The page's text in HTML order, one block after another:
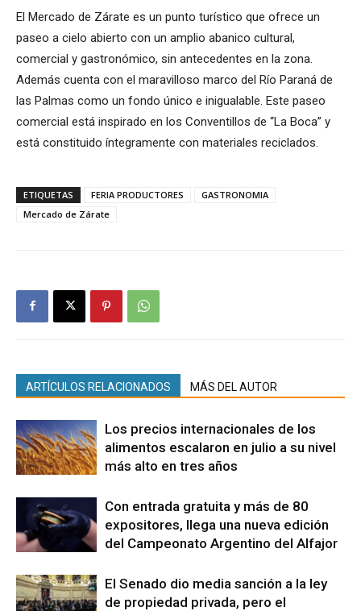
El Mercado de Zárate es un punto turístico que ofrece un
paseo a cielo abierto con un amplio abanico cultural,
comercial y gastronómico, sin antecedentes en la zona.
Además cuenta con el maravilloso marco del Río Paraná de
las Palmas como un fondo único e inigualable. Este paseo
comercial está inspirado en los Conventillos de “La Boca” y
está constituido íntegramente con materiales reciclados.
ETIQUETAS FERIA PRODUCTORES
GASTRONOMIA
Mercado de Zárate
ARTÍCULOS RELACIONADOS MÁS DEL AUTOR
Los precios internacionales de los
alimentos escalaron en julio a su nivel
más alto en tres años
Con entrada gratuita y más de 80
expositores, llega una nueva edición
del Campeonato Argentino del Alfajor
El Senado dio media sanción a la ley
de propiedad privada, pero el